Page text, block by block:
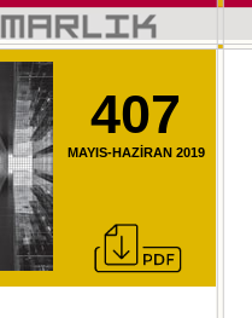
407
MAYIS-HAZİRAN 2019